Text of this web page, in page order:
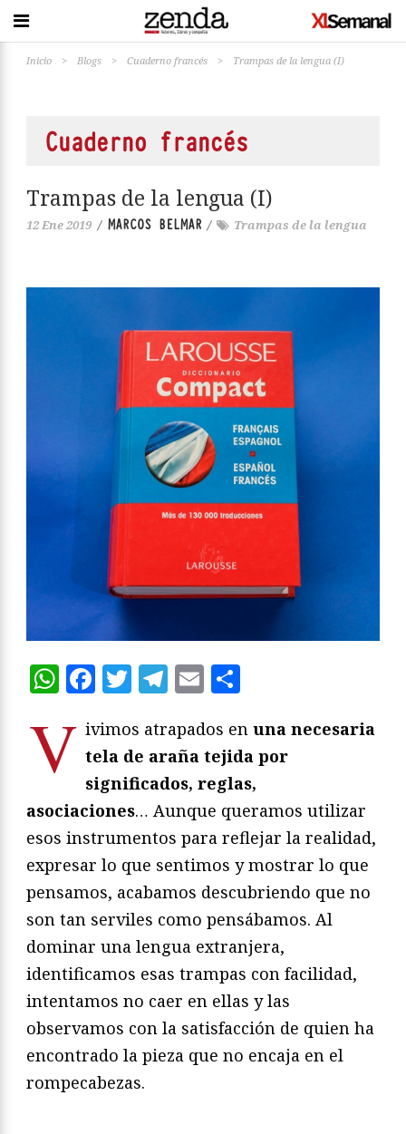
Inicio > Blogs > Cuaderno francés > Trampas de la lengua (I)
Cuaderno francés
Trampas de la lengua (I)
12 Ene 2019 / MARCOS BELMAR / Trampas de la lengua
WhatsApp
Facebook
Twitter
Telegram
Email
V ivimos atrapados en una necesaria
tela de araña tejida por
significados, reglas,
asociaciones… Aunque queramos utilizar
esos instrumentos para reflejar la realidad,
expresar lo que sentimos y mostrar lo que
pensamos, acabamos descubriendo que no
son tan serviles como pensábamos. Al
dominar una lengua extranjera,
identificamos esas trampas con facilidad,
intentamos no caer en ellas y las
observamos con la satisfacción de quien ha
encontrado la pieza que no encaja en el
rompecabezas.